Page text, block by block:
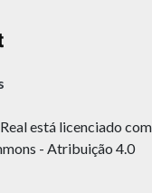
está licenciado
- Atribuição 4.0